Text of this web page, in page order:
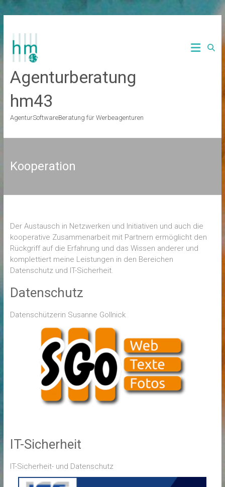
Inhalt
springen
Agenturberatung
hm43
AgenturSoftwareBeratung für Werbeagenturen
Kooperation
Der Austausch in Netzwerken und Initiativen und auch die
kooperative Zusammenarbeit mit Partnern ermöglicht den
Rückgriff auf die Erfahrung und das Wissen anderer und
komplettiert meine Leistungen in den Bereichen
Datenschutz und IT-Sicherheit.
Datenschutz
Datenschützerin Susanne Gollnick
IT-Sicherheit
IT-Sicherheit- und Datenschutz